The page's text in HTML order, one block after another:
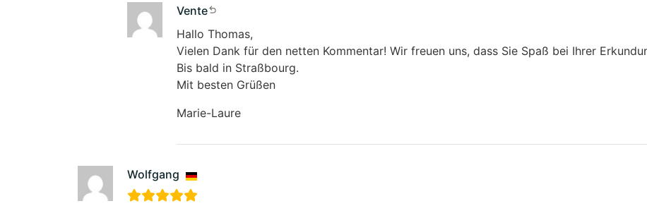
Vente
Hallo Thomas,
Vielen Dank für den netten Kommentar! Wir freuen uns, dass Sie Spaß bei Ihrer
Bis bald in Straßbourg.
Mit besten Grüßen
Marie-Laure
Wolfgang